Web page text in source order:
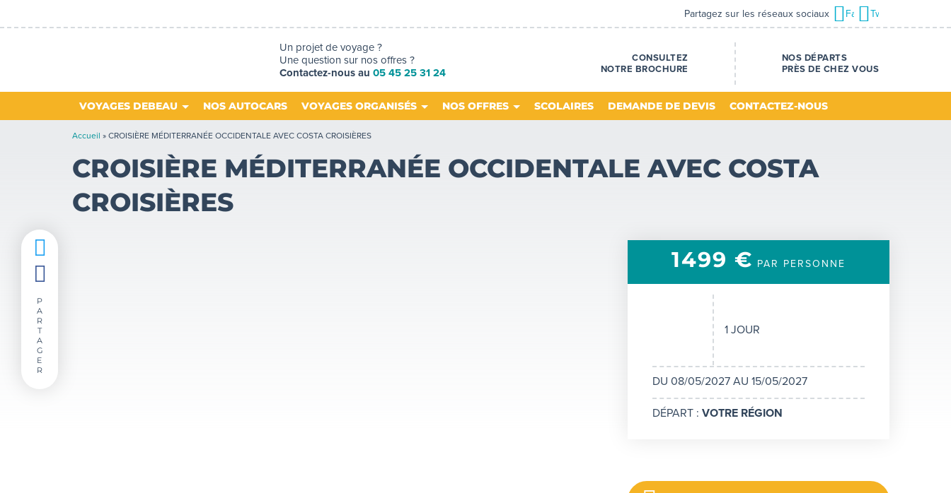
Partagez sur les réseaux sociaux FacebookTwitter
Un projet de voyage ?
Une question sur nos offres ?
Contactez-nous au 05 45 25 31 24
CONSULTEZ
NOTRE BROCHURE
NOS DÉPARTS
PRÈS DE CHEZ VOUS
VOYAGES DEBEAU NOS AUTOCARS VOYAGES ORGANISÉS NOS OFFRES SCOLAIRES DEMANDE DE DEVIS CONTACTEZ-NOUS
Accueil »CROISIÈRE MÉDITERRANÉE OCCIDENTALE AVEC COSTA CROISIÈRES
CROISIÈRE MÉDITERRANÉE OCCIDENTALE AVEC COSTA
CROISIÈRES
1499 € PAR PERSONNE
1 JOUR
DU 08/05/2027 AU 15/05/2027
DÉPART : VOTRE RÉGION